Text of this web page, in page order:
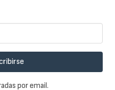
por email.